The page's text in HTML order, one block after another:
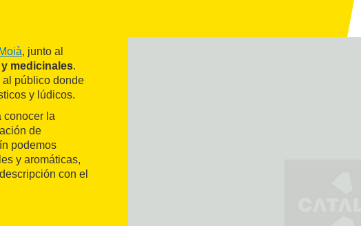
Moià, junto al
medicinales.
al público donde
y lúdicos.
conocer la
de
podemos
y aromáticas,
con el